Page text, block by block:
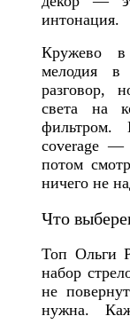
интонация.
Кружево в
мелодия в
разговор,
света на
фильтром.
coverage —
потом
ничего не
Что
Топ Ольги
набор
не
нужна.